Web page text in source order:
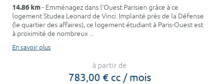
14.86 km- Emménagez dans l’Ouest Parisien grâce à ce
logement Studea Leonard de Vinci. Implanté près de la Défense
(le quartier des affaires), ce logement étudiant à Paris-Ouest est
à proximité de nombreux ...
En savoir plus
à partir de
783,00 € cc / mois